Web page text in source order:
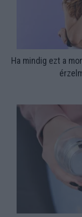
Ha mindig ezt a